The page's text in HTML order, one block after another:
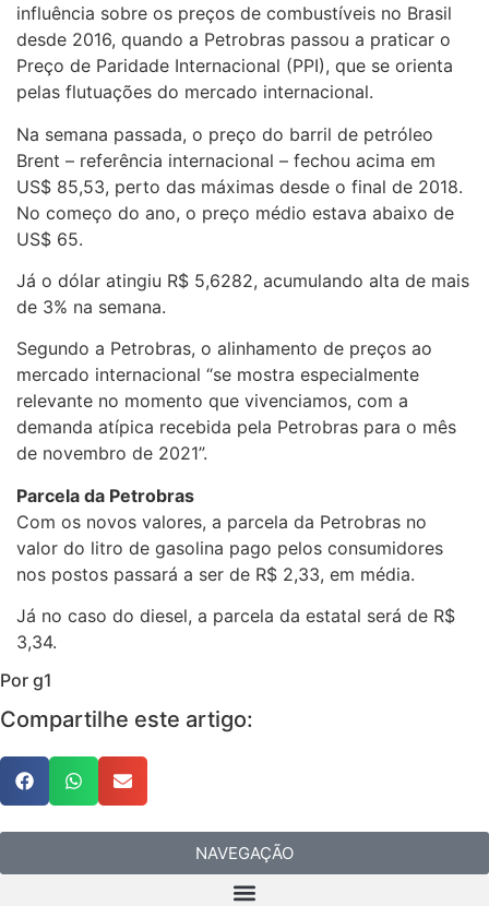
influência sobre os preços de combustíveis no Brasil
desde 2016, quando a Petrobras passou a praticar o
Preço de Paridade Internacional (PPI), que se orienta
pelas flutuações do mercado internacional.
Na semana passada, o preço do barril de petróleo
Brent – referência internacional – fechou acima em
US$ 85,53, perto das máximas desde o final de 2018.
No começo do ano, o preço médio estava abaixo de
US$ 65.
Já o dólar atingiu R$ 5,6282, acumulando alta de mais
de 3% na semana.
Segundo a Petrobras, o alinhamento de preços ao
mercado internacional “se mostra especialmente
relevante no momento que vivenciamos, com a
demanda atípica recebida pela Petrobras para o mês
de novembro de 2021”.
Parcela da Petrobras
Com os novos valores, a parcela da Petrobras no
valor do litro de gasolina pago pelos consumidores
nos postos passará a ser de R$ 2,33, em média.
Já no caso do diesel, a parcela da estatal será de R$
3,34.
Por g1
Compartilhe este artigo:
NAVEGAÇÃO